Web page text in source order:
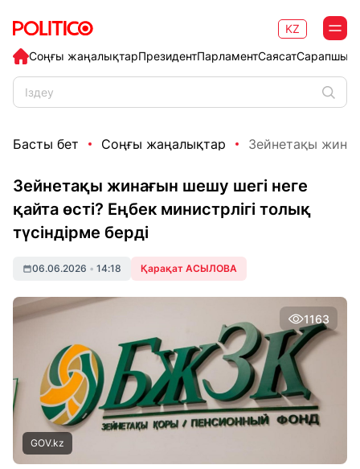
Соңғы жаңалықтарПрезидентПарламентСаясат
KZ
Басты бет Соңғы жаңалықтар Зейнетақы
Зейнетақы жинағын шешу шегі неге
қайта өсті? Еңбек министрлігі толық
түсіндірме берді
06.06.2026 • 14:18 Қарақат АСЫЛОВА
1163
GOV.kz